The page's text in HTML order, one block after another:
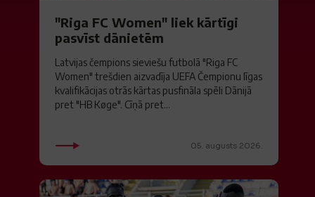
"Riga FC Women" liek kārtīgi
pasvīst dānietēm
Latvijas čempions sieviešu futbolā "Riga FC
Women" trešdien aizvadīja UEFA Čempionu līgas
kvalifikācijas otrās kārtas pusfināla spēli Dānijā
pret "HB Køge". Cīņā pret...
05. augusts 2026.